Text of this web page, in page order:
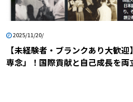
2025/11/20/
【未経験者・ブランクあり大歓
専念」！国際貢献と自己成長を